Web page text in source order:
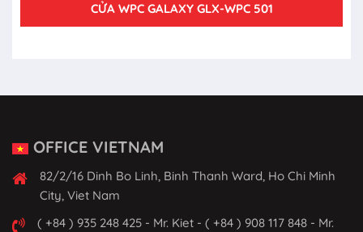
CỬA WPC GALAXY GLX-WPC 501
OFFICE VIETNAM
82/2/16 Dinh Bo Linh, Binh Thanh Ward, Ho Chi Minh
City, Viet Nam
( +84 ) 935 248 425 - Mr. Kiet - ( +84 ) 908 117 848 - Mr.